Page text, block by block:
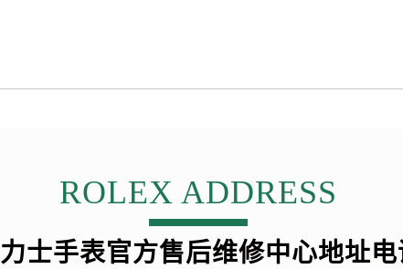
ROLEX ADDRESS
士手表官方售后维修中心地址